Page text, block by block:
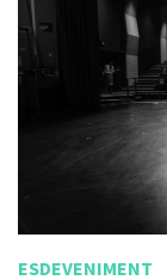
ESDEVENIMENT